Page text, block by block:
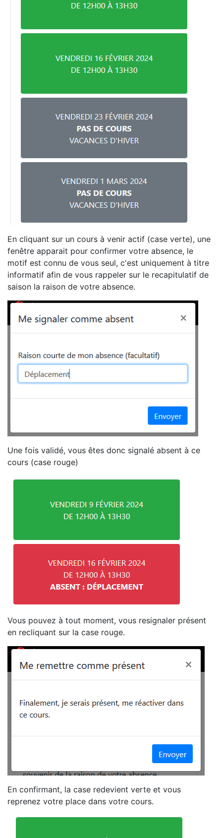
En cliquant sur un cours à venir actif (case verte), une
fenêtre apparait pour confirmer votre absence, le
motif est connu de vous seul, c'est uniquement à titre
informatif afin de vous rappeler sur le recapitulatif de
saison la raison de votre absence.
Une fois validé, vous êtes donc signalé absent à ce
cours (case rouge)
Vous pouvez à tout moment, vous resignaler présent
en recliquant sur la case rouge.
En confirmant, la case redevient verte et vous
reprenez votre place dans votre cours.